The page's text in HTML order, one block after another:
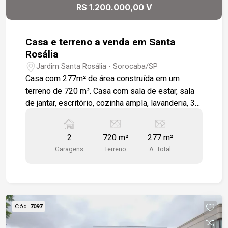
R$ 1.200.000,00 V
Casa e terreno a venda em Santa
Rosália
Jardim Santa Rosália - Sorocaba/SP
Casa com 277m² de área construída em um
terreno de 720 m². Casa com sala de estar, sala
de jantar, escritório, cozinha ampla, lavanderia, 3
edícula e quintal amplo. Esquina com ótima
visualização. Fácil acesso a Rodovia Raposo
Tavares e Avenida Dom Aguirre. Excelente
2
Garagens
720 m²
Terreno
277 m²
A. Total
Cód. 7097